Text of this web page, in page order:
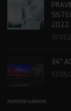
2022.
31/01/
34”
10/05/
KORISNI LINKOVI